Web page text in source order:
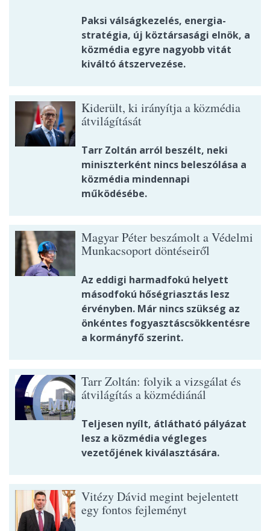
Paksi válságkezelés, energia-
stratégia, új köztársasági elnök, a
közmédia egyre nagyobb vitát
kiváltó átszervezése.
Kiderült, ki irányítja a közmédia
átvilágítását
Tarr Zoltán arról beszélt, neki
miniszterként nincs beleszólása a
közmédia mindennapi
működésébe.
Magyar Péter beszámolt a Védelmi
Munkacsoport döntéseiről
Az eddigi harmadfokú helyett
másodfokú hőségriasztás lesz
érvényben. Már nincs szükség az
önkéntes fogyasztáscsökkentésre
a kormányfő szerint.
Tarr Zoltán: folyik a vizsgálat és
átvilágítás a közmédiánál
Teljesen nyílt, átlátható pályázat
lesz a közmédia végleges
vezetőjének kiválasztására.
Vitézy Dávid megint bejelentett
egy fontos fejleményt